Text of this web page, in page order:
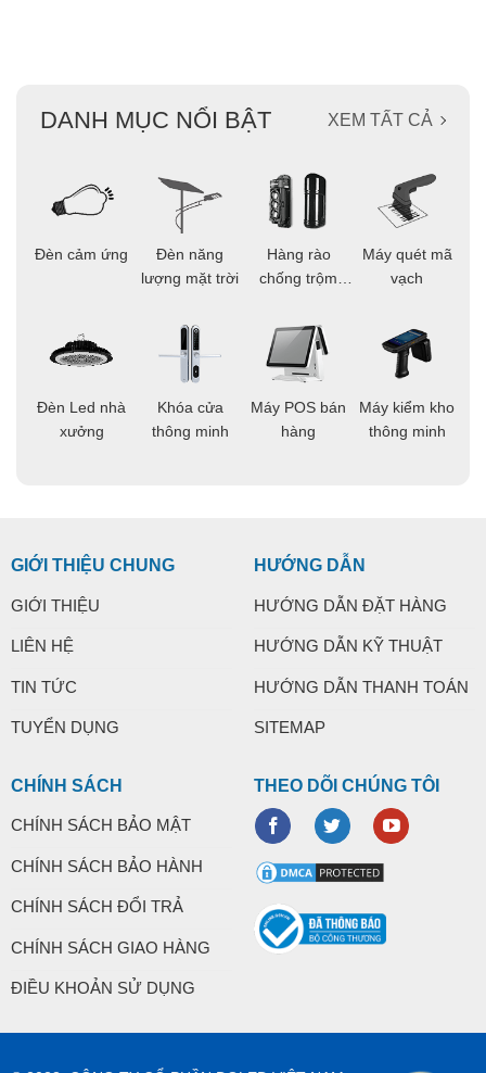
DANH MỤC NỔI BẬT XEM TẤT CẢ
Đèn cảm ứng
Đèn Led nhà
xưởng
Đèn năng
lượng mặt trời
Khóa cửa
thông minh
Hàng rào
chống trộm
Máy POS bán
hàng
Máy quét mã
vạch
Máy kiểm kho
thông minh
GIỚI THIỆU CHUNG
GIỚI THIỆU
LIÊN HỆ
TIN TỨC
TUYỂN DỤNG
HƯỚNG DẪN
HƯỚNG DẪN ĐẶT HÀNG
HƯỚNG DẪN KỸ THUẬT
HƯỚNG DẪN THANH TOÁN
SITEMAP
CHÍNH SÁCH
CHÍNH SÁCH BẢO MẬT
CHÍNH SÁCH BẢO HÀNH
CHÍNH SÁCH ĐỔI TRẢ
CHÍNH SÁCH GIAO HÀNG
ĐIỀU KHOẢN SỬ DỤNG
THEO DÕI CHÚNG TÔI